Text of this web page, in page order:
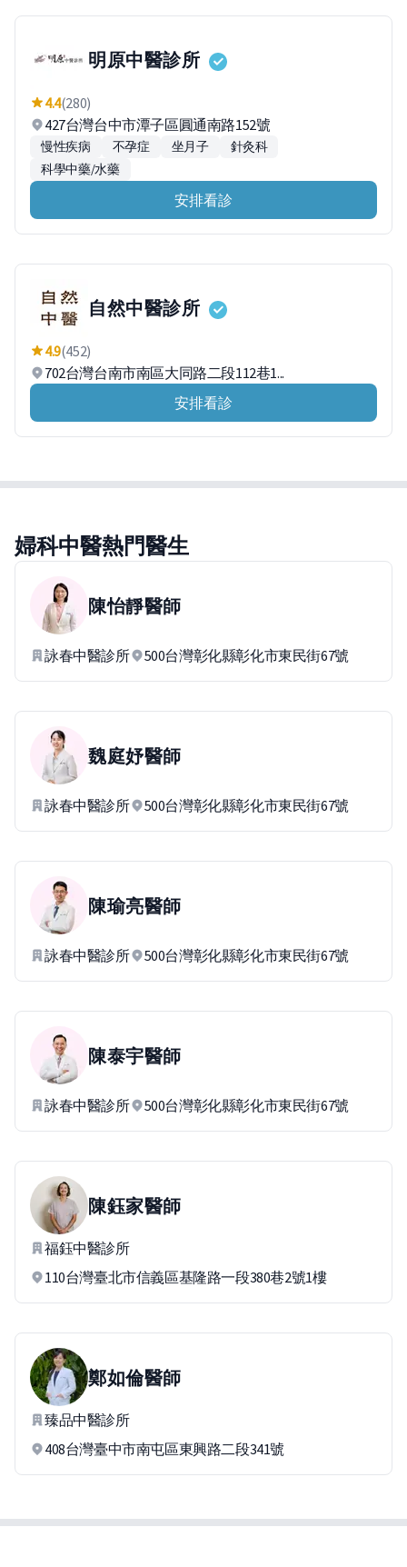
明原中醫診所
4.4(280)
427台灣台中市潭子區圓通南路152號
慢性疾病 不孕症 坐月子
針灸科
科學中藥/水藥
安排看診
自然中醫診所
4.9(452)
702台灣台南市南區大同路二段112巷1...
安排看診
婦科中醫熱門醫生
陳怡靜醫師
詠春中醫診所 500台灣彰化縣彰化市東民街67號
魏庭妤醫師
詠春中醫診所 500台灣彰化縣彰化市東民街67號
陳瑜亮醫師
詠春中醫診所 500台灣彰化縣彰化市東民街67號
陳泰宇醫師
詠春中醫診所 500台灣彰化縣彰化市東民街67號
陳鈺家醫師
福鈺中醫診所
110台灣臺北市信義區基隆路一段380巷2號1樓
鄭如倫醫師
臻品中醫診所
408台灣臺中市南屯區東興路二段341號